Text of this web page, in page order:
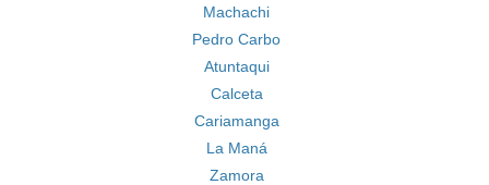
Machachi
Pedro Carbo
Atuntaqui
Calceta
Cariamanga
La Maná
Zamora